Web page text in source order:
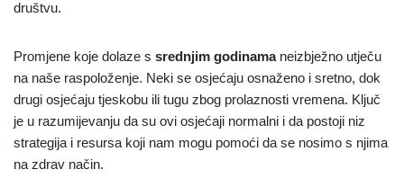
društvu.
Promjene koje dolaze s srednjim godinamaneizbježno utječu
na naše raspoloženje. Neki se osjećaju osnaženo i sretno, dok
drugi osjećaju tjeskobu ili tugu zbog prolaznosti vremena. Ključ
je u razumijevanju da su ovi osjećaji normalni i da postoji niz
strategija i resursa koji nam mogu pomoći da se nosimo s njima
na zdrav način.